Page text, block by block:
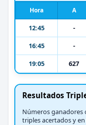
Hora A
12:45 -
16:45
-
19:05
627
Resultados
Números ganadores
triples acertados y